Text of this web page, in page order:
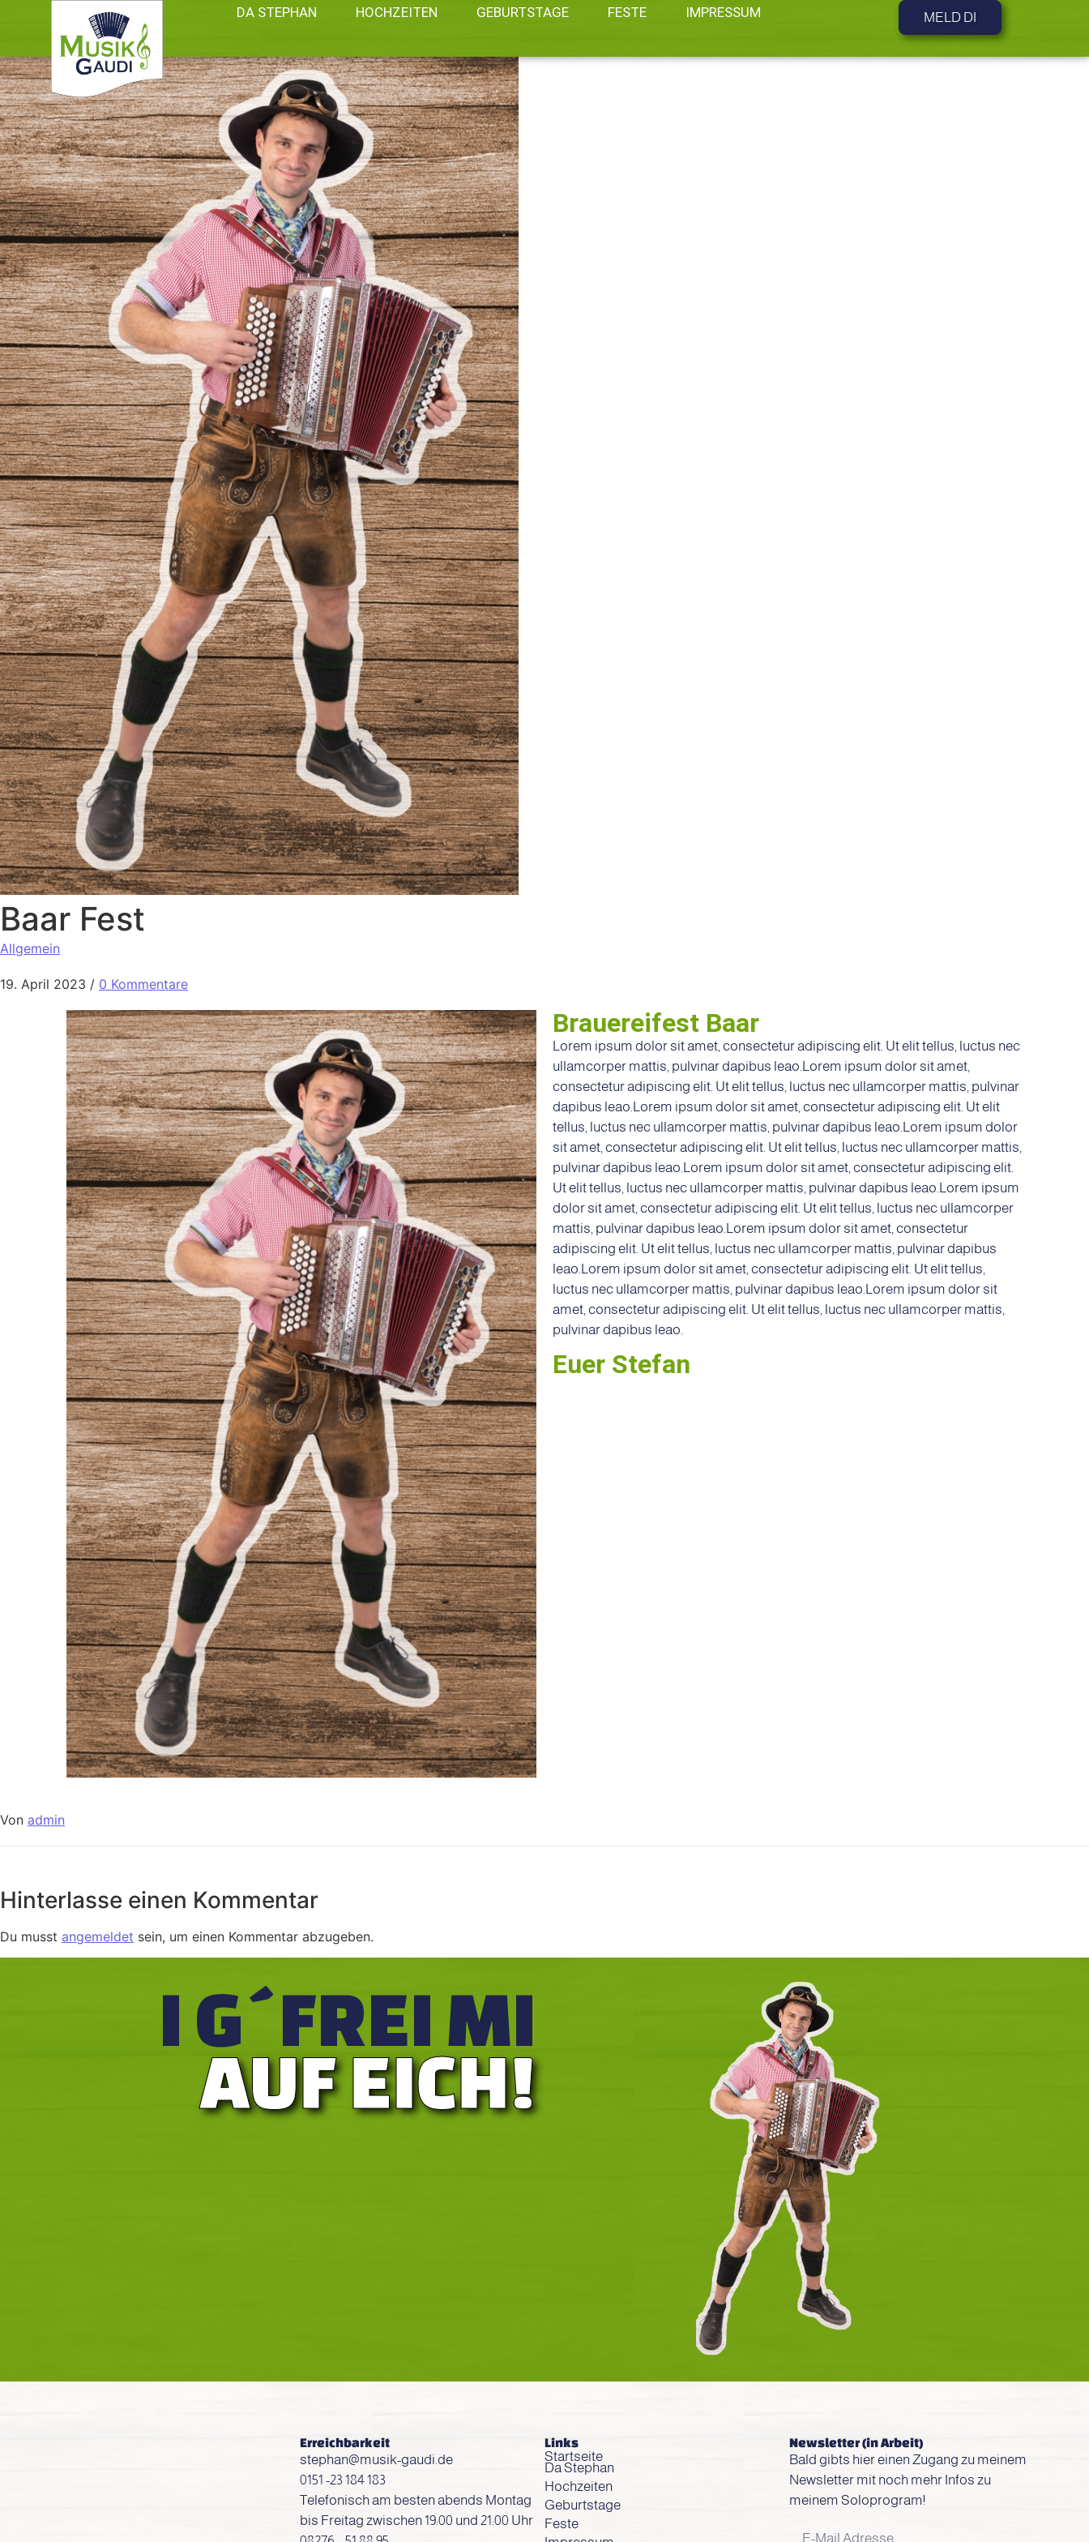
DA STEPHAN HOCHZEITEN GEBURTSTAGE FESTE IMPRESSUM MELD DI
Baar Fest
Allgemein
19. April 2023 / 0 Kommentare
Brauereifest Baar
Lorem ipsum dolor sit amet, consectetur adipiscing elit. Ut elit tellus, luctus nec
ullamcorper mattis, pulvinar dapibus leao.Lorem ipsum dolor sit amet,
consectetur adipiscing elit. Ut elit tellus, luctus nec ullamcorper mattis, pulvinar
dapibus leao.Lorem ipsum dolor sit amet, consectetur adipiscing elit. Ut elit
tellus, luctus nec ullamcorper mattis, pulvinar dapibus leao.Lorem ipsum dolor
sit amet, consectetur adipiscing elit. Ut elit tellus, luctus nec ullamcorper mattis,
pulvinar dapibus leao.Lorem ipsum dolor sit amet, consectetur adipiscing elit.
Ut elit tellus, luctus nec ullamcorper mattis, pulvinar dapibus leao.Lorem ipsum
dolor sit amet, consectetur adipiscing elit. Ut elit tellus, luctus nec ullamcorper
mattis, pulvinar dapibus leao.Lorem ipsum dolor sit amet, consectetur
adipiscing elit. Ut elit tellus, luctus nec ullamcorper mattis, pulvinar dapibus
leao.Lorem ipsum dolor sit amet, consectetur adipiscing elit. Ut elit tellus,
luctus nec ullamcorper mattis, pulvinar dapibus leao.Lorem ipsum dolor sit
amet, consectetur adipiscing elit. Ut elit tellus, luctus nec ullamcorper mattis,
pulvinar dapibus leao.
Euer Stefan
Von admin
Hinterlasse einen Kommentar
Du musst angemeldet sein, um einen Kommentar abzugeben.
I G´FREI MI
AUF EICH!
Erreichbarkeit
stephan@musik-gaudi.de
0151 -23 184 183
Telefonisch am besten abends Montag
bis Freitag zwischen 19:00 und 21:00 Uhr
Links
Startseite
Da Stephan
Hochzeiten
Geburtstage
Feste
Newsletter (in Arbeit)
Bald gibts hier einen Zugang zu meinem
Newsletter mit noch mehr Infos zu
meinem Soloprogram!